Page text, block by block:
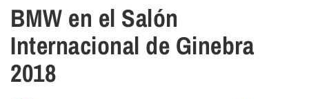
BMW en el Salón
Internacional de Ginebra
2018